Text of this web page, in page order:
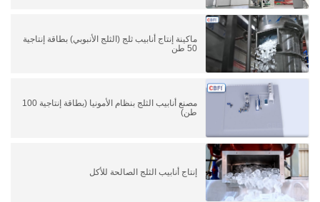
ماكينة إنتاج أنابيب ثلج (الثلج الأنبوبي) بطاقة إنتاجية
50 طن
مصنع أنابيب الثلج بنظام الأمونيا (بطاقة إنتاجية 100
طن)
إنتاج أنابيب الثلج الصالحة للأكل